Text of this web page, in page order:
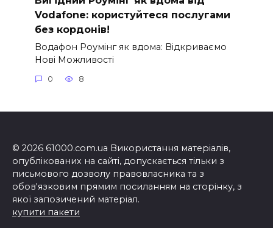
Vodafone: користуйтеся послугами
без кордонів!
Водафон Роумінг як вдома: Відкриваємо
Нові Можливості
0 8
© 2026 61000.com.ua Використання матеріалів,
опублікованих на сайті, допускається тільки з
письмового дозволу правовласника та з
обов'язковим прямим посиланням на сторінку, з
якої запозичений матеріал.
купити пакети